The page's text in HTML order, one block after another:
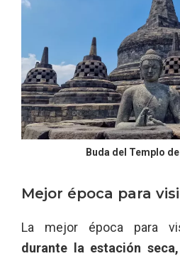
Buda del Templo
Mejor época para
La mejor época para
durante la estación seca,